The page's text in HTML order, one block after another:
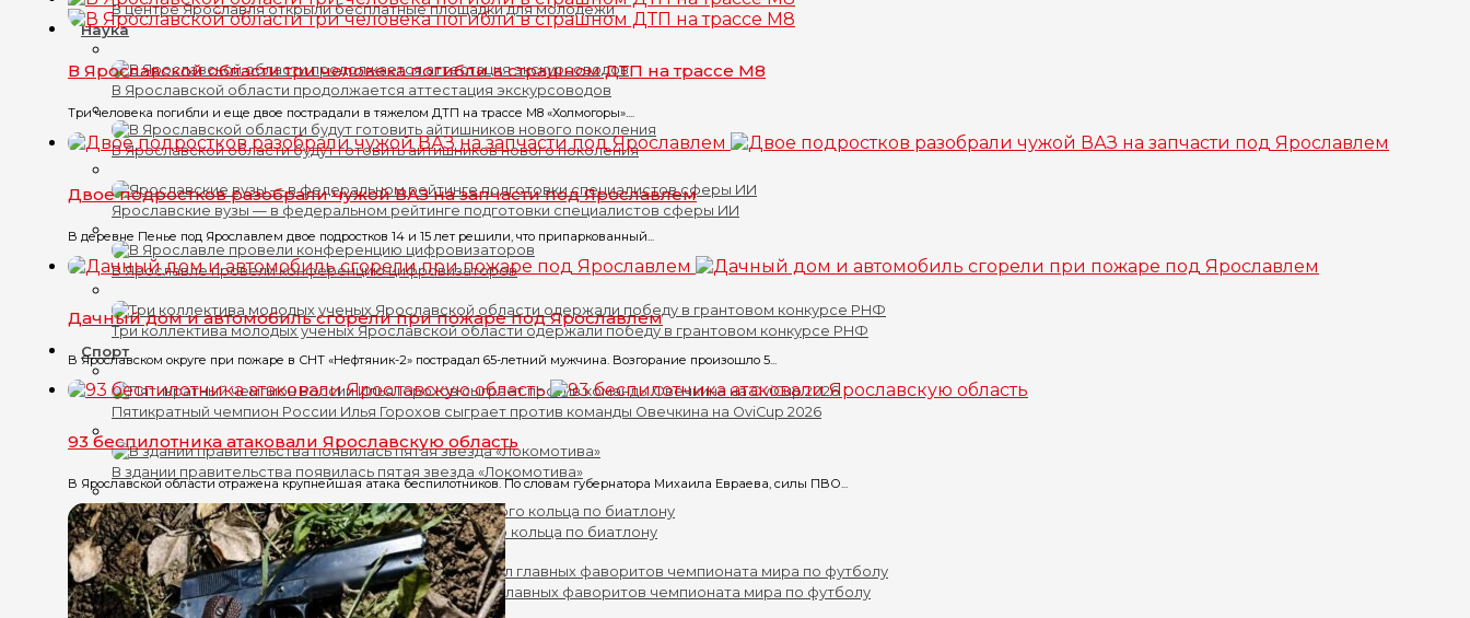
В центре Ярославля открыли бесплатные площадки для молодежи
Наука
В Ярославской области продолжается аттестация экскурсоводов
В Ярославской области будут готовить айтишников нового поколения
Ярославские вузы — в федеральном рейтинге подготовки специалистов сферы ИИ
В Ярославле провели конференцию цифровизаторов
Три коллектива молодых ученых Ярославской области одержали победу в грантовом конкурсе РНФ
Спорт
Пятикратный чемпион России Илья Горохов сыграет против команды Овечкина на OviCup 2026
В здании правительства появилась пятая звезда «Локомотива»
В Ярославской области завершился Кубок Золотого кольца по биатлону
Пятикратный чемпион России Илья Горохов назвал главных фаворитов чемпионата мира по футболу
В Ярославской области три человека погибли в страшном ДТП на трассе М8
Три человека погибли и еще двое пострадали в тяжелом ДТП на трассе М8 «Холмогоры»....
Двое подростков разобрали чужой ВАЗ на запчасти под Ярославлем
В деревне Пенье под Ярославлем двое подростков 14 и 15 лет решили, что припаркованный...
Дачный дом и автомобиль сгорели при пожаре под Ярославлем
В Ярославском округе при пожаре в СНТ «Нефтяник-2» пострадал 65-летний мужчина. Возгорание произошло 5...
93 беспилотника атаковали Ярославскую область
В Ярославской области отражена крупнейшая атака беспилотников. По словам губернатора Михаила Евраева, силы ПВО...